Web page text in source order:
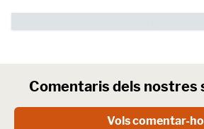
Comentaris dels nostres
Vols comentar-